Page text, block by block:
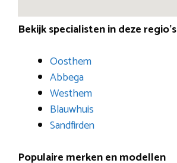
Bekijk specialisten in deze regio’s
Oosthem
Abbega
Westhem
Blauwhuis
Sandfirden
Populaire merken en modellen